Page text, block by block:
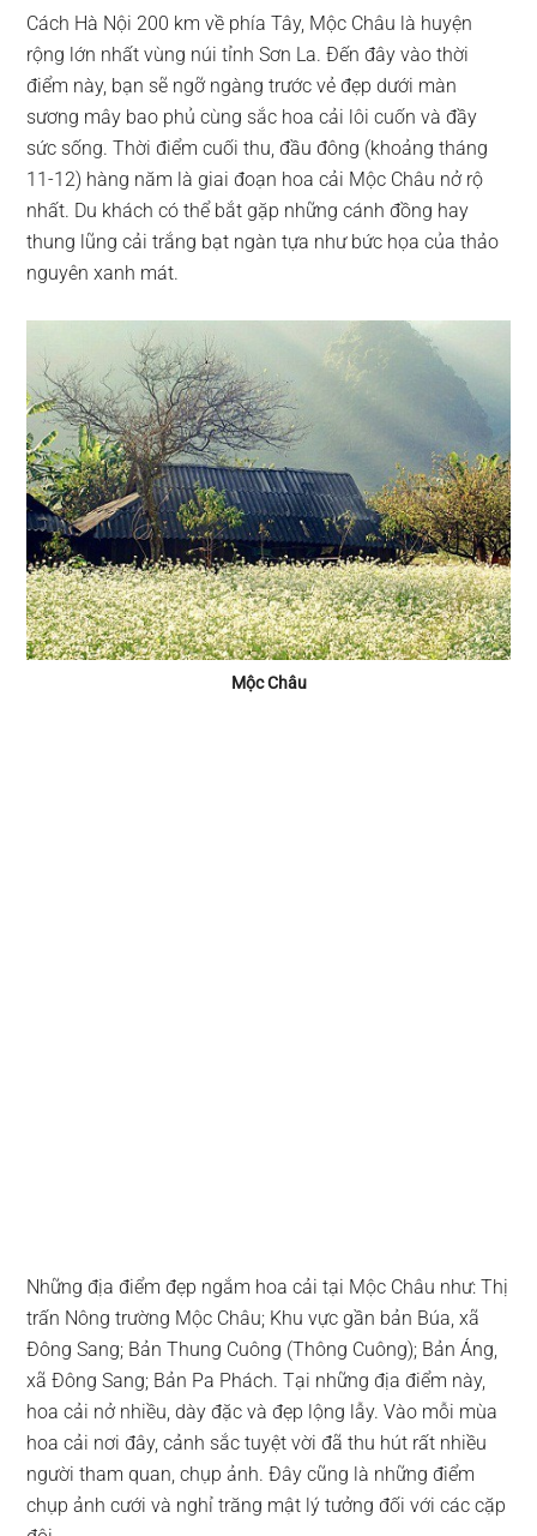
Cách Hà Nội 200 km về phía Tây, Mộc Châu là huyện
rộng lớn nhất vùng núi tỉnh Sơn La. Đến đây vào thời
điểm này, bạn sẽ ngỡ ngàng trước vẻ đẹp dưới màn
sương mây bao phủ cùng sắc hoa cải lôi cuốn và đầy
sức sống. Thời điểm cuối thu, đầu đông (khoảng tháng
11-12) hàng năm là giai đoạn hoa cải Mộc Châu nở rộ
nhất. Du khách có thể bắt gặp những cánh đồng hay
thung lũng cải trắng bạt ngàn tựa như bức họa của thảo
nguyên xanh mát.
Mộc Châu
Những địa điểm đẹp ngắm hoa cải tại Mộc Châu như: Thị
trấn Nông trường Mộc Châu; Khu vực gần bản Búa, xã
Đông Sang; Bản Thung Cuông (Thông Cuông); Bản Áng,
xã Đông Sang; Bản Pa Phách. Tại những địa điểm này,
hoa cải nở nhiều, dày đặc và đẹp lộng lẫy. Vào mỗi mùa
hoa cải nơi đây, cảnh sắc tuyệt vời đã thu hút rất nhiều
người tham quan, chụp ảnh. Đây cũng là những điểm
chụp ảnh cưới và nghỉ trăng mật lý tưởng đối với các cặp